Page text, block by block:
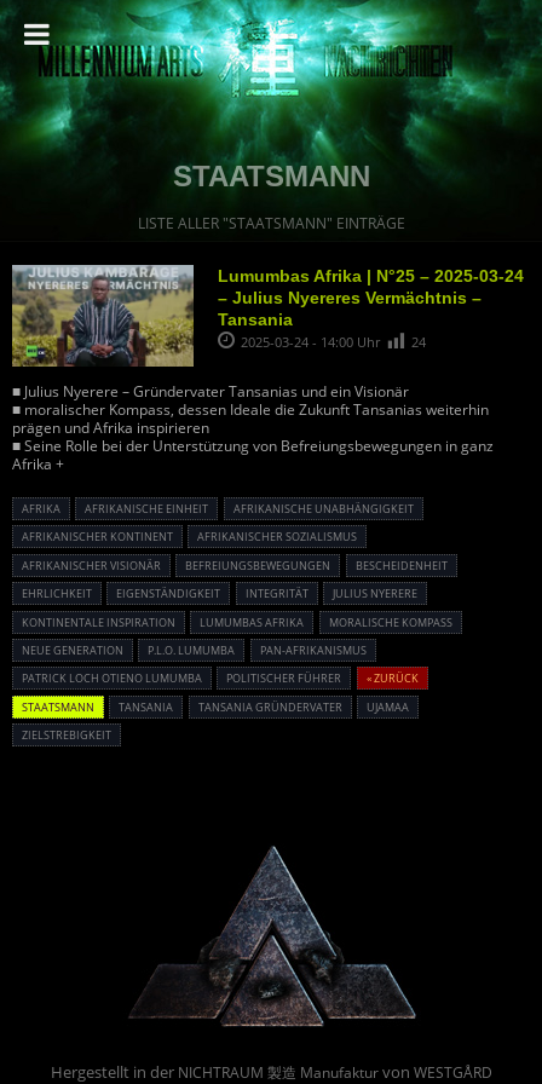
STAATSMANN
LISTE ALLER "STAATSMANN" EINTRÄGE
Lumumbas Afrika | N°25 – 2025-03-24
– Julius Nyereres Vermächtnis –
Tansania
2025-03-24 - 14:00 Uhr 24
■ Julius Nyerere – Gründervater Tansanias und ein Visionär
■ moralischer Kompass, dessen Ideale die Zukunft Tansanias weiterhin
prägen und Afrika inspirieren
■ Seine Rolle bei der Unterstützung von Befreiungsbewegungen in ganz
Afrika +
AFRIKA AFRIKANISCHE EINHEIT
AFRIKANISCHE UNABHÄNGIGKEIT
AFRIKANISCHER KONTINENT
AFRIKANISCHER SOZIALISMUS
AFRIKANISCHER VISIONÄR
BEFREIUNGSBEWEGUNGEN
BESCHEIDENHEIT
EHRLICHKEIT
EIGENSTÄNDIGKEIT INTEGRITÄT
JULIUS NYERERE
KONTINENTALE INSPIRATION
LUMUMBAS AFRIKA
MORALISCHE KOMPASS
NEUE GENERATION
P.L.O. LUMUMBA
PAN-AFRIKANISMUS
PATRICK LOCH OTIENO LUMUMBA
POLITISCHER FÜHRER
« ZURÜCK
STAATSMANN
TANSANIA TANSANIA GRÜNDERVATER
UJAMAA
ZIELSTREBIGKEIT
Hergestellt in der NICHTRAUM 製造 Manufakturvon WESTGÅRD
Powered By :